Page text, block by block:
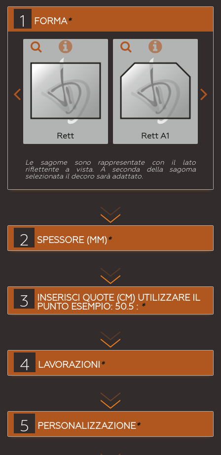
1 FORMA*
Rett Rett A1
 
Le sagome sono rappresentate con il lato
riflettente a vista. A seconda della sagoma
selezionata il decoro sarà adattato.
2 SPESSORE (MM)*
3
INSERISCI QUOTE (CM) UTILIZZARE IL
PUNTO ESEMPIO: 50.5 : *
4 LAVORAZIONI*
5 PERSONALIZZAZIONE*